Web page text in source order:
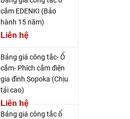
cắm EDENKI (Bảo
hành 15 năm)
Liên hệ
Bảng giá công tắc- Ổ
cắm- Phích cắm điện
gia đình Sopoka (Chịu
tải cao)
Liên hệ
Bảng giá công tắc ổ